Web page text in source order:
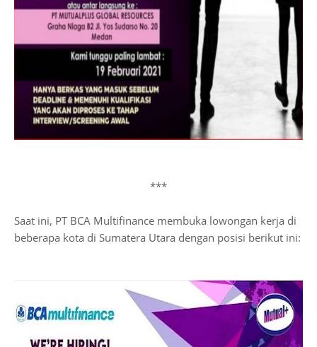
***
Saat ini, PT BCA Multifinance membuka lowongan kerja di
beberapa kota di Sumatera Utara dengan posisi berikut ini: